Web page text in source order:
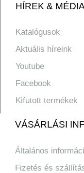
HÍREK & MÉDIA
Katalógusok
Aktuális híreink
Youtube
Facebook
Kifutott termékek
VÁSÁRLÁSI
Általános
Fizetés és